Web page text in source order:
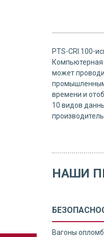
PTS-CRI 100-
Компьютерная
может
промышленным
времени и
10 видов
НАШИ
Вагоны